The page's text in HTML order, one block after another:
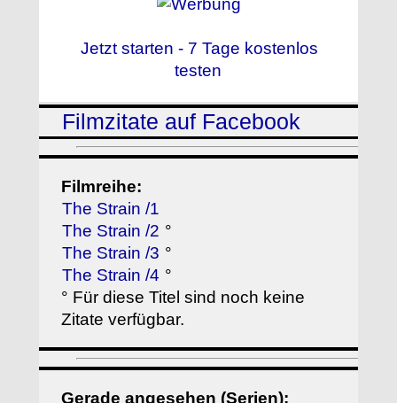
Jetzt starten - 7 Tage kostenlos
testen
Filmzitate auf Facebook
Filmreihe:
The Strain /1
The Strain /2 °
The Strain /3 °
The Strain /4 °
° Für diese Titel sind noch keine
Zitate verfügbar.
Gerade angesehen (Serien):